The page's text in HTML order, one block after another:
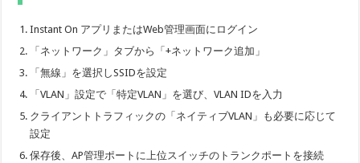
Instant On アプリまたはWeb管理画面にログイン
「ネットワーク」タブから「+ネットワーク追加」
「無線」を選択しSSIDを設定
「VLAN」設定で「特定VLAN」を選び、VLAN IDを入力
クライアントトラフィックの「ネイティブVLAN」も必要に応じて
設定
保存後、AP管理ポートに上位スイッチのトランクポートを接続